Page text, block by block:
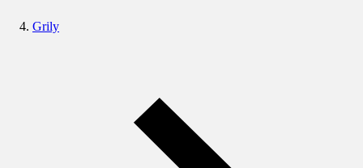
Grily